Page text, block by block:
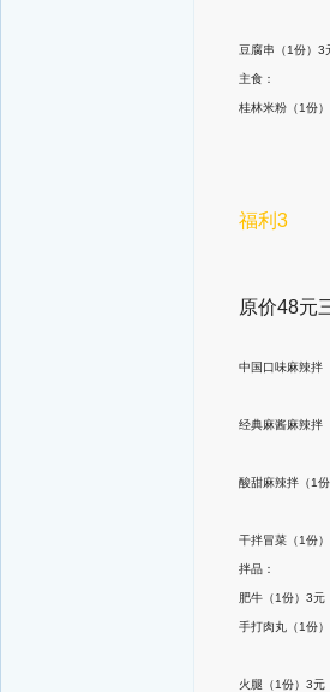
豆腐串（1份）3
主食：
桂林米粉（1份）
福利3
原价48元
中国口味麻辣拌
经典麻酱麻辣拌
酸甜麻辣拌（1份
干拌冒菜（1份）
拌品：
肥牛（1份）3元
手打肉丸（1份）
火腿（1份）3元